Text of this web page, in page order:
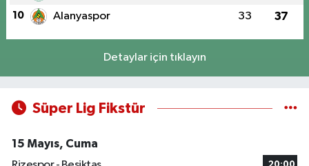
10 Alanyaspor 33 37
Detaylar için tıklayın
Süper Lig Fikstür
15 Mayıs, Cuma